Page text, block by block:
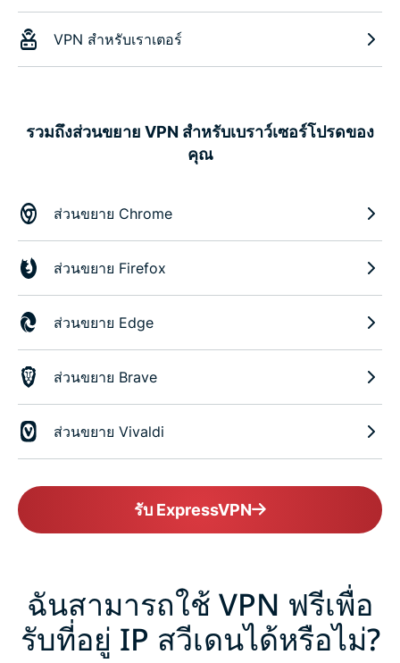
VPN สำหรับเราเตอร์
รวมถึงส่วนขยาย VPN สำหรับเบราว์เซอร์โปรดของ
คุณ
ส่วนขยาย Chrome
ส่วนขยาย Firefox
ส่วนขยาย Edge
ส่วนขยาย Brave
ส่วนขยาย Vivaldi
รับ ExpressVPN
ฉันสามารถใช้ VPN ฟรีเพื่อ
รับที่อยู่ IP สวีเดนได้หรือไม่?